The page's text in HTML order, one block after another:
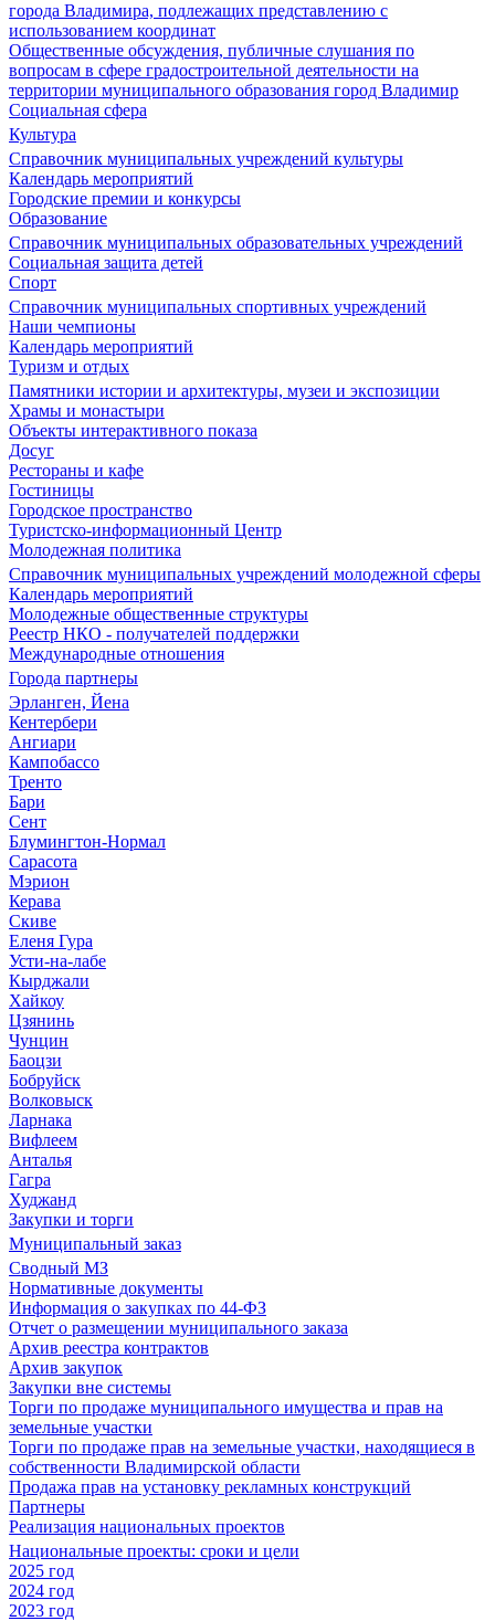
города Владимира, подлежащих представлению с
использованием координат
Общественные обсуждения, публичные слушания по
вопросам в сфере градостроительной деятельности на
территории муниципального образования город Владимир
Социальная сфера
Культура
Справочник муниципальных учреждений культуры
Календарь мероприятий
Городские премии и конкурсы
Образование
Справочник муниципальных образовательных учреждений
Социальная защита детей
Спорт
Справочник муниципальных спортивных учреждений
Наши чемпионы
Календарь мероприятий
Туризм и отдых
Памятники истории и архитектуры, музеи и экспозиции
Храмы и монастыри
Объекты интерактивного показа
Досуг
Рестораны и кафе
Гостиницы
Городское пространство
Туристско-информационный Центр
Молодежная политика
Справочник муниципальных учреждений молодежной сферы
Календарь мероприятий
Молодежные общественные структуры
Реестр НКО - получателей поддержки
Международные отношения
Города партнеры
Эрланген, Йена
Кентербери
Ангиари
Кампобассо
Тренто
Бари
Сент
Блумингтон-Нормал
Сарасота
Мэрион
Керава
Скиве
Еленя Гура
Усти-на-лабе
Кырджали
Хайкоу
Цзянинь
Чунцин
Баоцзи
Бобруйск
Волковыск
Ларнака
Вифлеем
Анталья
Гагра
Худжанд
Закупки и торги
Муниципальный заказ
Сводный МЗ
Нормативные документы
Информация о закупках по 44-ФЗ
Отчет о размещении муниципального заказа
Архив реестра контрактов
Архив закупок
Закупки вне системы
Торги по продаже муниципального имущества и прав на
земельные участки
Торги по продаже прав на земельные участки, находящиеся в
собственности Владимирской области
Продажа прав на установку рекламных конструкций
Партнеры
Реализация национальных проектов
Национальные проекты: сроки и цели
2025 год
2024 год
2023 год